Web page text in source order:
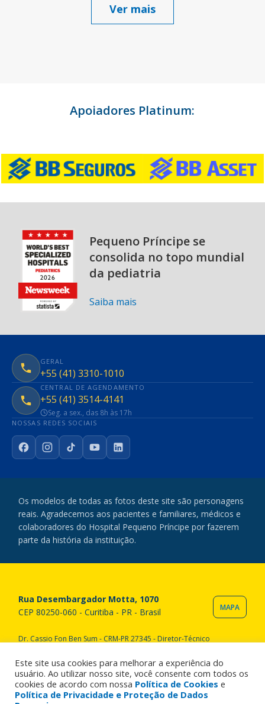
Ver mais
Apoiadores Platinum:
Pequeno Príncipe se
consolida no topo mundial
da pediatria
Saiba mais
GERAL
+55 (41) 3310-1010
CENTRAL DE AGENDAMENTO
+55 (41) 3514-4141
Seg. a sex., das 8h às 17h
NOSSAS REDES SOCIAIS
FacebookInstagram
TikTokYouTubeLinkedIn
Os modelos de todas as fotos deste site são personagens
reais. Agradecemos aos pacientes e familiares, médicos e
colaboradores do Hospital Pequeno Príncipe por fazerem
parte da história da instituição.
Rua Desembargador Motta, 1070
CEP 80250-060 - Curitiba - PR - Brasil
MAPA
Dr. Cassio Fon Ben Sum - CRM-PR 27345 - Diretor-Técnico
reservados. All rights reserved.
Este site usa cookies para melhorar a experiência do
usuário. Ao utilizar nosso site, você consente com todos os
cookies de acordo com nossa Política de Cookies e
Política de Privacidade e Proteção de Dados